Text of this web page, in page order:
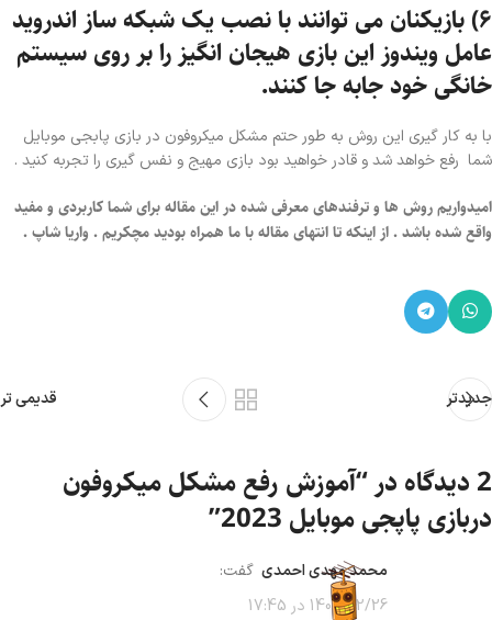
۶) بازیکنان می توانند با نصب یک شبکه ساز اندروید
عامل ویندوز این بازی هیجان انگیز را بر روی سیستم
خانگی خود جابه جا کنند.
با به کار گیری این روش به طور حتم مشکل میکروفون در بازی پابجی موبایل
شما رفع خواهد شد و قادر خواهید بود بازی مهیج و نفس گیری را تجربه کنید .
امیدواریم روش ها و ترفندهای معرفی شده در این مقاله برای شما کاربردی و مفید
واقع شده باشد . از اینکه تا انتهای مقاله با ما همراه بودید مچکریم . واریا شاپ .
جدیدتر قدیمی تر
2 دیدگاه در “
آموزش رفع مشکل میکروفون
دربازی پاپجی موبایل 2023
”
محمد مهدی احمدی گفت:
1403/02/26 در 17:45